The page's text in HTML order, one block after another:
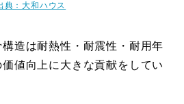
典：大和ハウス
造は耐熱性・耐震性・耐用年
値向上に大きな貢献をしてい